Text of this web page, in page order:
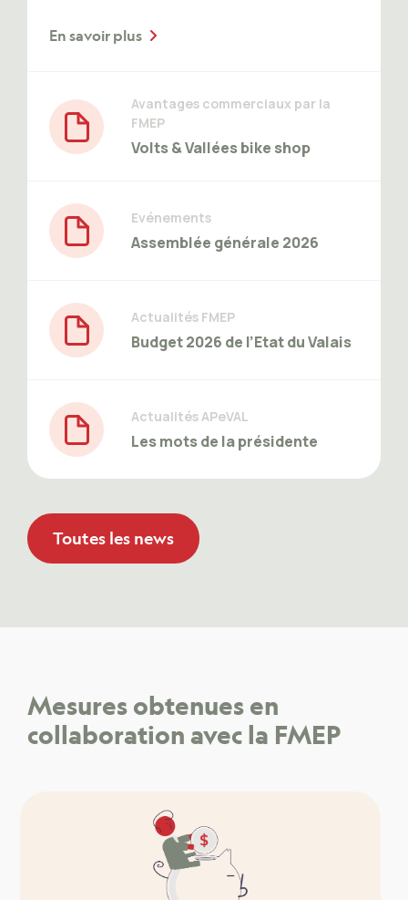
En savoir plus
File Icon
Avantages commerciaux par la
FMEP
Volts & Vallées bike shop
File Icon
Evénements
Assemblée générale 2026
File Icon
Actualités FMEP
Budget 2026 de l’Etat du Valais
File Icon
Actualités APeVAL
Les mots de la présidente
Toutes les news
Mesures obtenues en
collaboration avec la FMEP